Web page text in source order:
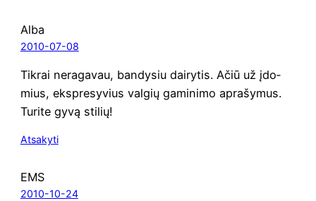
Alba
2010-07-08
Tik­rai nera­ga­vau, ban­dy­siu dai­ry­tis. Ačiū už įdo­
mius, eks­p­re­sy­vius val­gių gami­ni­mo apra­šy­mus.
Turi­te gyvą stilių!
Atsakyti
EMS
2010-10-24